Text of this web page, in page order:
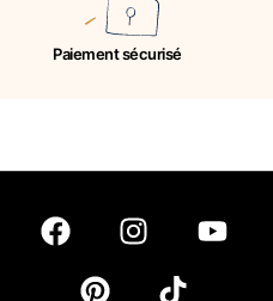
Paiement sécurisé